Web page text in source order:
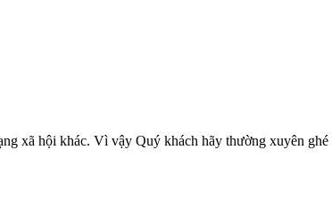
xã hội khác. Vì vậy Quý khách hãy thường xuyên